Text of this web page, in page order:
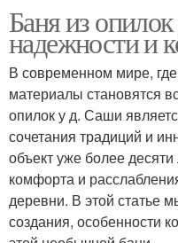
Баня из
надежности и
В современном мире,
материалы становятся
опилок у д. Саши
сочетания традиций и
объект уже более
комфорта и
деревни. В этой статье
создания, особенности